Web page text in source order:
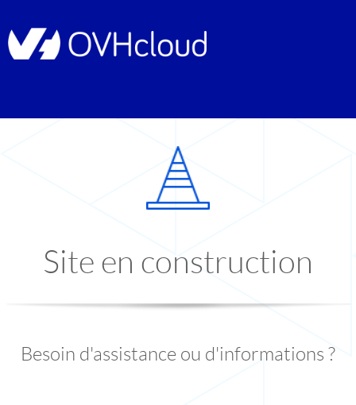
Site en construction
Besoin d'assistance ou d'informations ?